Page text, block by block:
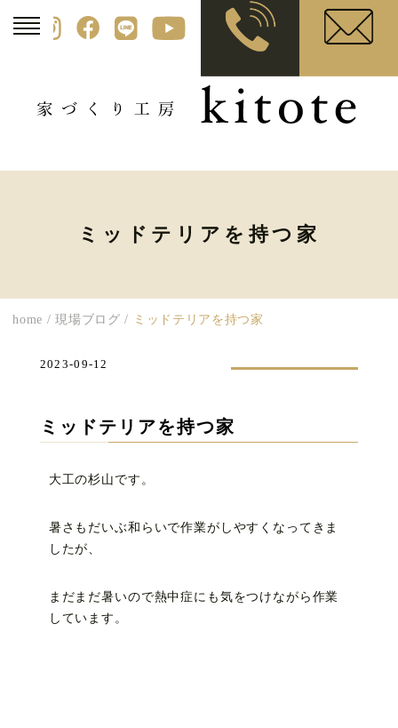
ミッドテリアを持つ家
home /現場ブログ / ミッドテリアを持つ家
ミッドテリアを持つ家
2023-09-12
大工の杉山です。
暑さもだいぶ和らいで作業がしやすくなってきま
したが、
まだまだ暑いので熱中症にも気をつけながら作業
しています。